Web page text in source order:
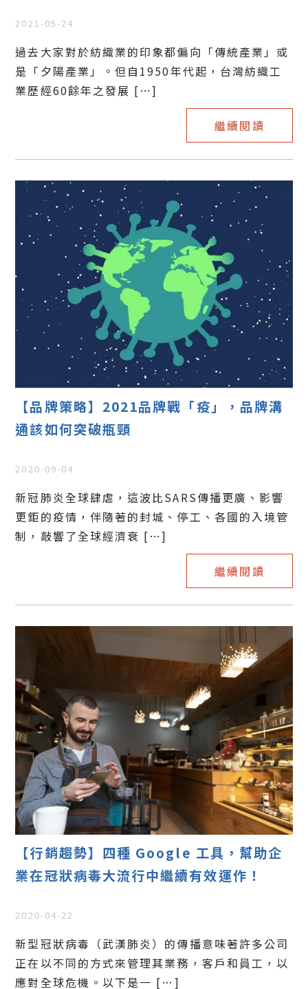
2021-05-24
過去大家對於紡織業的印象都偏向「傳統產業」或
是「夕陽產業」。但自1950年代起，台灣紡織工
業歷經60餘年之發展 […]
繼續閱讀
【品牌策略】2021品牌戰「疫」，品牌溝
通該如何突破瓶頸
2020-09-04
新冠肺炎全球肆虐，這波比SARS傳播更廣、影響
更鉅的疫情，伴隨著的封城、停工、各國的入境管
制，敲響了全球經濟衰 […]
繼續閱讀
【行銷趨勢】四種 Google 工具，幫助企
業在冠狀病毒大流行中繼續有效運作！
2020-04-22
新型冠狀病毒（武漢肺炎）的傳播意味著許多公司
正在以不同的方式來管理其業務，客戶和員工，以
應對全球危機。以下是一 […]